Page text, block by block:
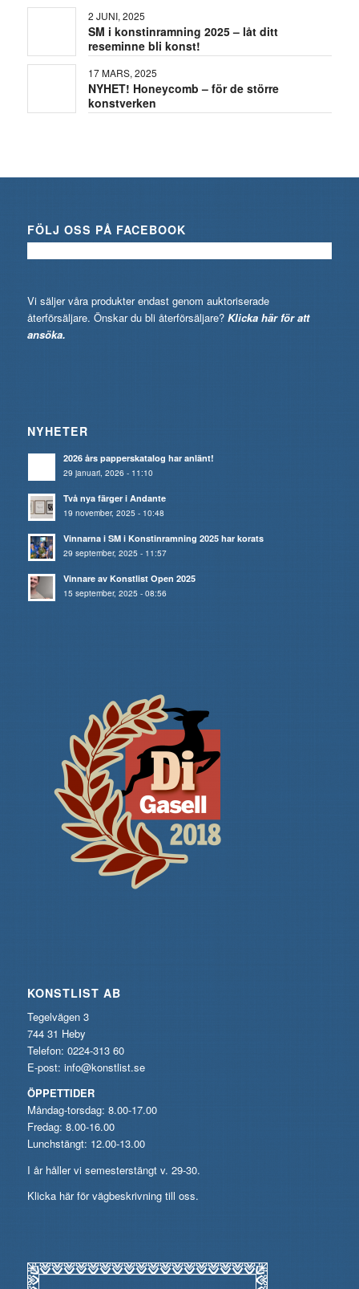
2 JUNI, 2025
SM i konstinramning 2025 – låt ditt
reseminne bli konst!
17 MARS, 2025
NYHET! Honeycomb – för de större
konstverken
FÖLJ OSS PÅ FACEBOOK
Vi säljer våra produkter endast genom auktoriserade
återförsäljare. Önskar du bli återförsäljare? Klicka här för att
ansöka.
NYHETER
2026 års papperskatalog har anlänt!
29 januari, 2026 - 11:10
Två nya färger i Andante
19 november, 2025 - 10:48
Vinnarna i SM i Konstinramning 2025 har korats
29 september, 2025 - 11:57
Vinnare av Konstlist Open 2025
15 september, 2025 - 08:56
KONSTLIST AB
Tegelvägen 3
744 31 Heby
Telefon: 0224-313 60
E-post: info@konstlist.se
ÖPPETTIDER
Måndag-torsdag: 8.00-17.00
Fredag: 8.00-16.00
Lunchstängt: 12.00-13.00
I år håller vi semesterstängt v. 29-30.
Klicka här för vägbeskrivning till oss.